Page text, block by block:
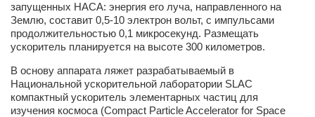
Орест Коваль
Тамара Кубракова
Вера Паненко
Семён Салатенко
запущенных НАСА: энергия его луча, направленного на
Землю, составит 0,5-10 электрон вольт, с импульсами
продолжительностью 0,1 микросекунд. Размещать
ускоритель планируется на высоте 300 километров.
В основу аппарата ляжет разрабатываемый в
Национальной ускорительной лаборатории SLAC
компактный ускоритель элементарных частиц для
изучения космоса (Compact Particle Accelerator for Space